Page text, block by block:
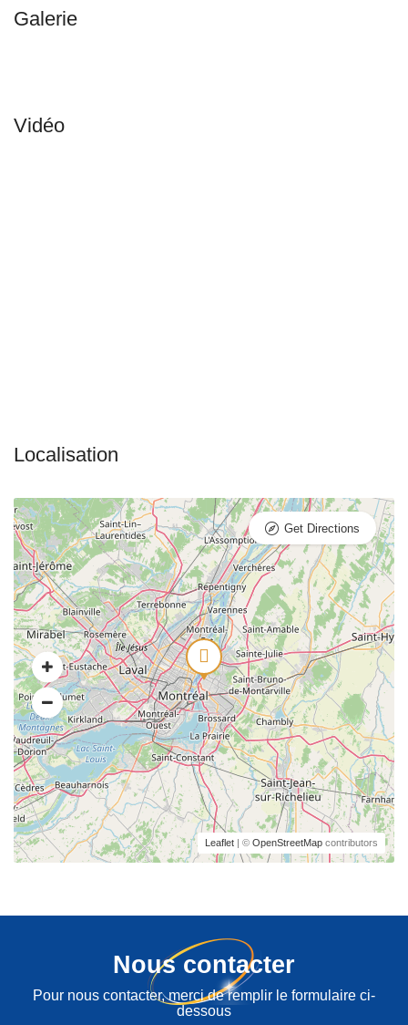
Leaflet | © OpenStreetMap contributors
Get Directions
Nous contacter
Pour nous contacter, merci de remplir le formulaire ci-
dessous